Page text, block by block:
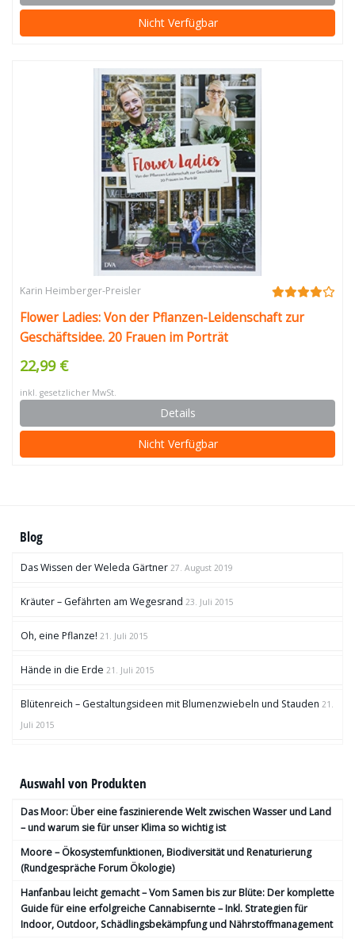
Nicht Verfügbar
Karin Heimberger-Preisler
Flower Ladies: Von der Pflanzen-Leidenschaft zur
Geschäftsidee. 20 Frauen im Porträt
22,99 €
inkl. gesetzlicher MwSt.
Details
Nicht Verfügbar
Blog
Das Wissen der Weleda Gärtner 27. August 2019
Kräuter – Gefährten am Wegesrand 23. Juli 2015
Oh, eine Pflanze! 21. Juli 2015
Hände in die Erde 21. Juli 2015
Blütenreich – Gestaltungsideen mit Blumenzwiebeln und Stauden 21.
Juli 2015
Auswahl von Produkten
Das Moor: Über eine faszinierende Welt zwischen Wasser und Land
– und warum sie für unser Klima so wichtig ist
Moore – Ökosystemfunktionen, Bio­diversität und Renaturierung
(Rundgespräche Forum Ökologie)
Hanfanbau leicht gemacht – Vom Samen bis zur Blüte: Der komplette
Guide für eine erfolgreiche Cannabisernte – Inkl. Strategien für
Indoor, Outdoor, Schädlingsbekämpfung und Nährstoffmanagement